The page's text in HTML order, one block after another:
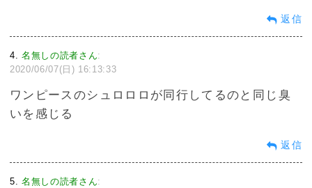
返信
4 名無しの読者さん:
2020/06/07(日) 16:13:33
ワンピースのシュロロロが同行してるのと同じ臭
いを感じる
返信
5 名無しの読者さん: